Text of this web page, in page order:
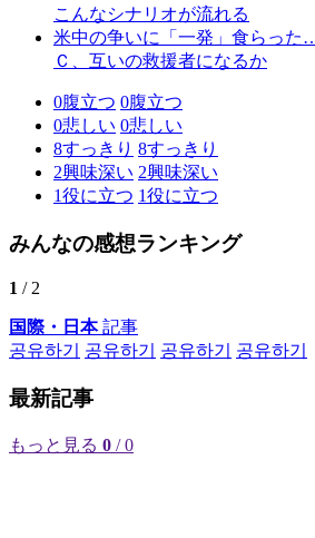
こんなシナリオが流れる
米中の争いに「一発」食らった
Ｃ、互いの救援者になるか
0腹立つ 0腹立つ
0悲しい 0悲しい
8すっきり 8すっきり
2興味深い 2興味深い
1役に立つ 1役に立つ
みんなの感想ランキング
1 / 2
国際・日本記事
공유하기
공유하기 공유하기 공유하기
最新記事
もっと見る 0 / 0